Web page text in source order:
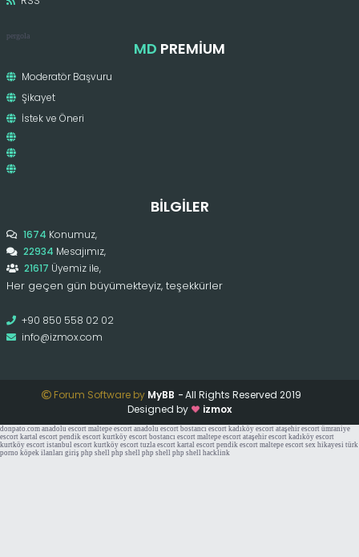
pergola
MD PREMIUM
Moderatör Başvuru
Şikayet
İstek ve Öneri
BILGILER
1674 Konumuz,
22934 Mesajımız,
21617 Üyemiz ile,
Her geçen gün büyümekteyiz, teşekkürler
+90 850 558 02 02
info@izmox.com
Forum Software by MyBB -All Rights Reserved 2019
Designed by
izmox
donpato.com anadolu escort maltepe escort anadolu escort bostancı escort kadıköy escort ataşehir escort ümraniye
escort kartal escort pendik escort kurtköy escort bostancı escort maltepe escort ataşehir escort kadıköy escort
kurtköy escort istanbul escort kurtköy escort tuzla escort kartal escort pendik escort maltepe escort sex hikayesi türk
porno köpek ilanları giriş php shell php shell php shell php shell hacklink